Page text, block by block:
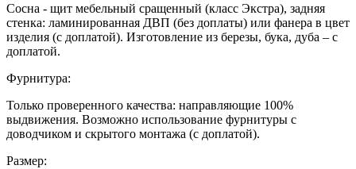
Сосна - щит мебельный сращенный (класс Экстра), задняя
стенка: ламинированная ДВП (без доплаты) или фанера в цвет
изделия (с доплатой). Изготовление из березы, бука, дуба – с
доплатой.
Фурнитура:
Только проверенного качества: направляющие 100%
выдвижения. Возможно использование фурнитуры с
доводчиком и скрытого монтажа (с доплатой).
Размер: